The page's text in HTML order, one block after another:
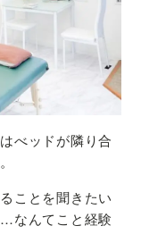
べッドが隣り合
ことを聞きたい
なんてこと経験